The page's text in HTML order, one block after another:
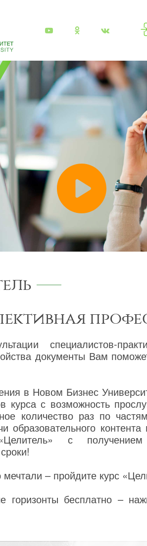
специалистов-
документы Вам
в Новом Бизнес
курса с возможность
количество раз по
образовательного
с получением
– пройдите курс
бесплатно –